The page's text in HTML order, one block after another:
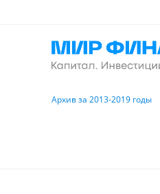
Архив за 2013-2019 годы